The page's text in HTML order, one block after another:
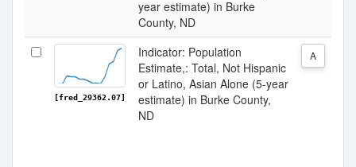
year estimate) in Burke
County, ND
[fred_29362.07]
Indicator: Population
Estimate,: Total, Not Hispanic
or Latino, Asian Alone (5-year
estimate) in Burke County,
ND
A